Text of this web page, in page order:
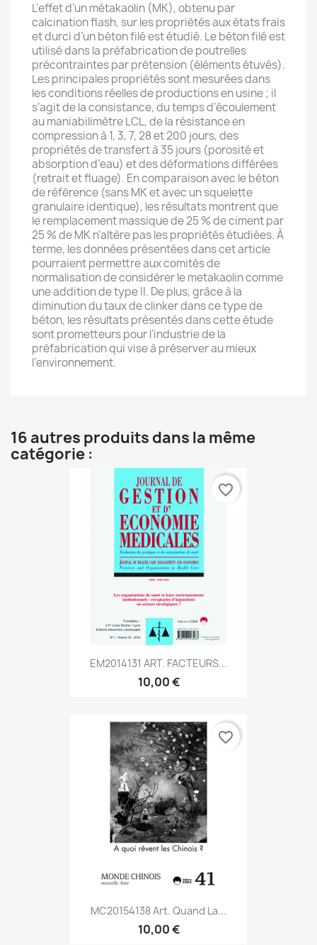
L’effet d’un métakaolin (MK), obtenu par
calcination flash, sur les propriétés aux états frais
et durci d’un béton filé est étudié. Le béton filé est
utilisé dans la préfabrication de poutrelles
précontraintes par prétension (éléments étuvés).
Les principales propriétés sont mesurées dans
les conditions réelles de productions en usine ; il
s’agit de la consistance, du temps d’écoulement
au maniabilimètre LCL, de la résistance en
compression à 1, 3, 7, 28 et 200 jours, des
propriétés de transfert à 35 jours (porosité et
absorption d’eau) et des déformations différées
(retrait et fluage). En comparaison avec le béton
de référence (sans MK et avec un squelette
granulaire identique), les résultats montrent que
le remplacement massique de 25 % de ciment par
25 % de MK n’altère pas les propriétés étudiées. À
terme, les données présentées dans cet article
pourraient permettre aux comités de
normalisation de considérer le metakaolin comme
une addition de type II. De plus, grâce à la
diminution du taux de clinker dans ce type de
béton, les résultats présentés dans cette étude
sont prometteurs pour l’industrie de la
préfabrication qui vise à préserver au mieux
l’environnement.
16 autres produits dans la même
catégorie :
EM2014131 ART. FACTEURS...
10,00 €
favorite_border
MC20154138 Art. Quand La...
10,00 €
favorite_border